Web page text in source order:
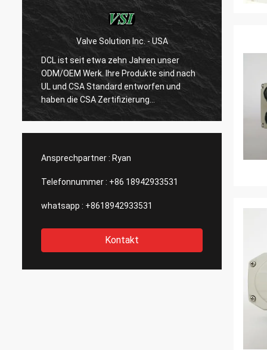
Valve Solution Inc. - USA
DCL ist seit etwa zehn Jahren unser
ODM/OEM Werk. Ihre Produkte sind nach
UL und CSA Standard entworfen und
haben die CSA Zertifizierung
bestanden.Es gibt nur wenige chinesische
von DCL, dass sie Innovationen fortsetzen
kann.
Ansprechpartner : Ryan
Telefonnummer : +86 18942933531
whatsapp : +8618942933531
Kontakt